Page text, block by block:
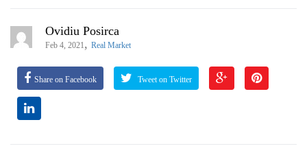
Ovidiu Posirca
Feb 4, 2021 , Real Market
Share on Facebook Tweet on Twitter